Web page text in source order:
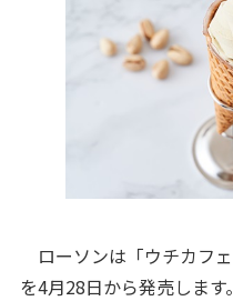
ローソンは「ウチカフ
を4月28日から発売しま